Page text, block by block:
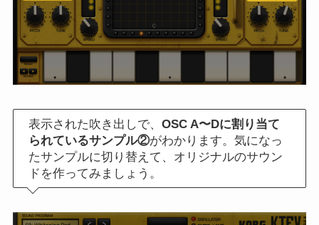
表示された吹き出しで、OSC A〜Dに割り当て
られているサンプル②がわかります。気になっ
たサンプルに切り替えて、オリジナルのサウン
ドを作ってみましょう。